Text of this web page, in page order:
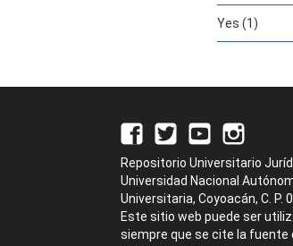
Yes (1)
Repositorio Universitario
Universidad Nacional
Universitaria, Coyoacán, C. P.
Este sitio web puede ser
siempre que se cite la fuente